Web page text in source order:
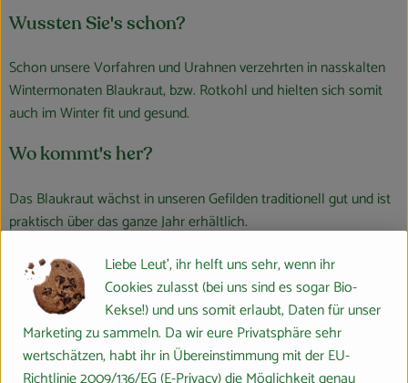
Wussten Sie's schon?
Schon unsere Vorfahren und Urahnen verzehrten in nasskalten
Wintermonaten Blaukraut, bzw. Rotkohl und hielten sich somit
auch im Winter fit und gesund.
Wo kommt's her?
Das Blaukraut wächst in unseren Gefilden traditionell gut und ist
praktisch über das ganze Jahr erhältlich.
Wie verwende ich's?
Äußere (evtl. angeschlagene) Blätter werden entfernt dann wird
der Krautkopf sorgfältig mit klarem Wasser gewaschen. Der
Strunk wird heraus geschnitten und anschließend die Kohlblätter
mit dem Messer in grobe Streifen und Stücke geschnitten oder
Liebe Leut', ihr helft uns sehr, wenn ihr
Cookies zulasst (bei uns sind es sogar Bio-
Kekse!) und uns somit erlaubt, Daten für unser
Marketing zu sammeln. Da wir eure Privatsphäre sehr
wertschätzen, habt ihr in Übereinstimmung mit der EU-